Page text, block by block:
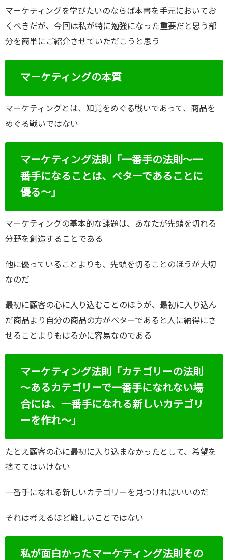
マーケティングを学びたいのならば本書を手元においてお
くべきだが、今回は私が特に勉強になった重要だと思う部
分を簡単にご紹介させていただこうと思う
マーケティングの本質
マーケティングとは、知覚をめぐる戦いであって、商品を
めぐる戦いではない
マーケティング法則「一番手の法則～一
番手になることは、ベターであることに
優る～」
マーケティングの基本的な課題は、あなたが先頭を切れる
分野を創造することである
他に優っていることよりも、先頭を切ることのほうが大切
なのだ
最初に顧客の心に入り込むことのほうが、最初に入り込ん
だ商品より自分の商品の方がベターであると人に納得にさ
せることよりもはるかに容易なのである
マーケティング法則「カテゴリーの法則
～あるカテゴリーで一番手になれない場
合には、一番手になれる新しいカテゴリ
ーを作れ～」
たとえ顧客の心に最初に入り込まなかったとして、希望を
捨ててはいけない
一番手になれる新しいカテゴリーを見つければいいのだ
それは考えるほど難しいことではない
私が面白かったマーケティング法則その